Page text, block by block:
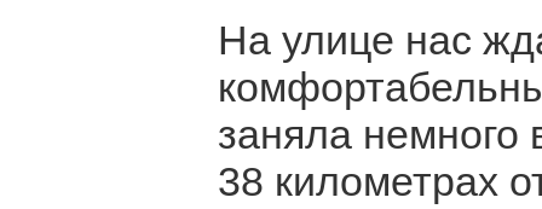
На улице нас
заняла немного
38 километрах